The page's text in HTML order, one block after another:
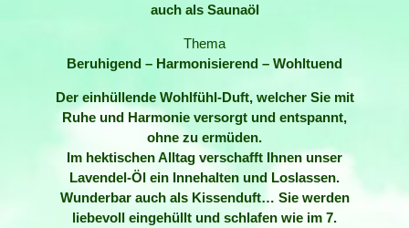
auch als Saunaöl
Thema
Beruhigend – Harmonisierend – Wohltuend
Der einhüllende Wohlfühl-Duft, welcher Sie mit
Ruhe und Harmonie versorgt und entspannt,
ohne zu ermüden.
Im hektischen Alltag verschafft Ihnen unser
Lavendel-Öl ein Innehalten und Loslassen.
Wunderbar auch als Kissenduft… Sie werden
liebevoll eingehüllt und schlafen wie im 7.